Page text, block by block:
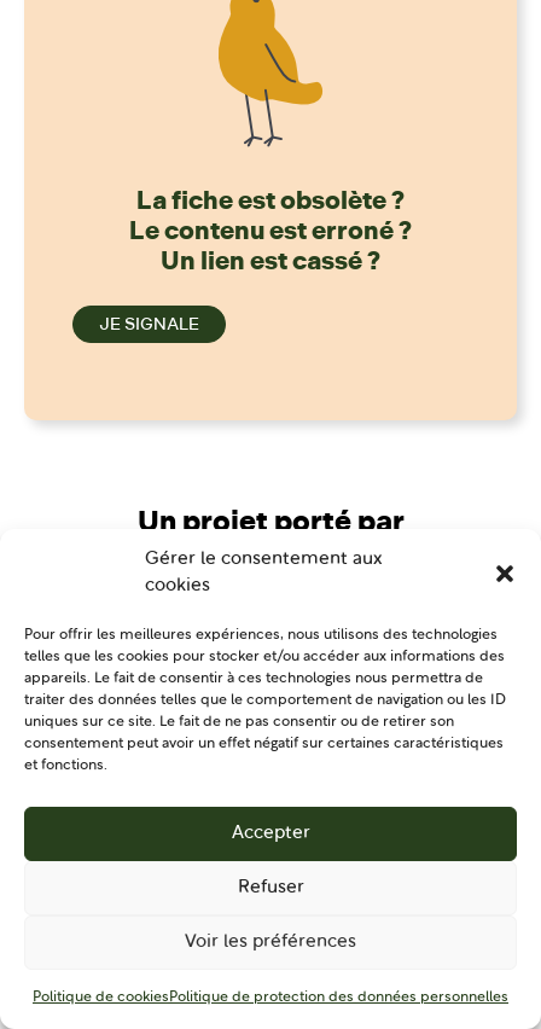
Gérer le consentement aux
cookies
Pour offrir les meilleures expériences, nous utilisons des technologies
telles que les cookies pour stocker et/ou accéder aux informations des
appareils. Le fait de consentir à ces technologies nous permettra de
traiter des données telles que le comportement de navigation ou les ID
uniques sur ce site. Le fait de ne pas consentir ou de retirer son
consentement peut avoir un effet négatif sur certaines caractéristiques
et fonctions.
Accepter
Refuser
Voir les préférences
Politique de cookies Politique de protection des données personnelles
La fiche est obsolète ?
Le contenu est erroné ?
Un lien est cassé ?
JE SIGNALE
Un projet porté par
souhaitez